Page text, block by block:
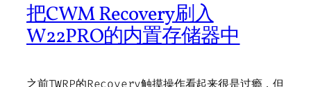
把CWM Recovery刷入
W22PRO的内置存储器中
之前TWRP的Recovery触摸操作看起来很是过瘾，但